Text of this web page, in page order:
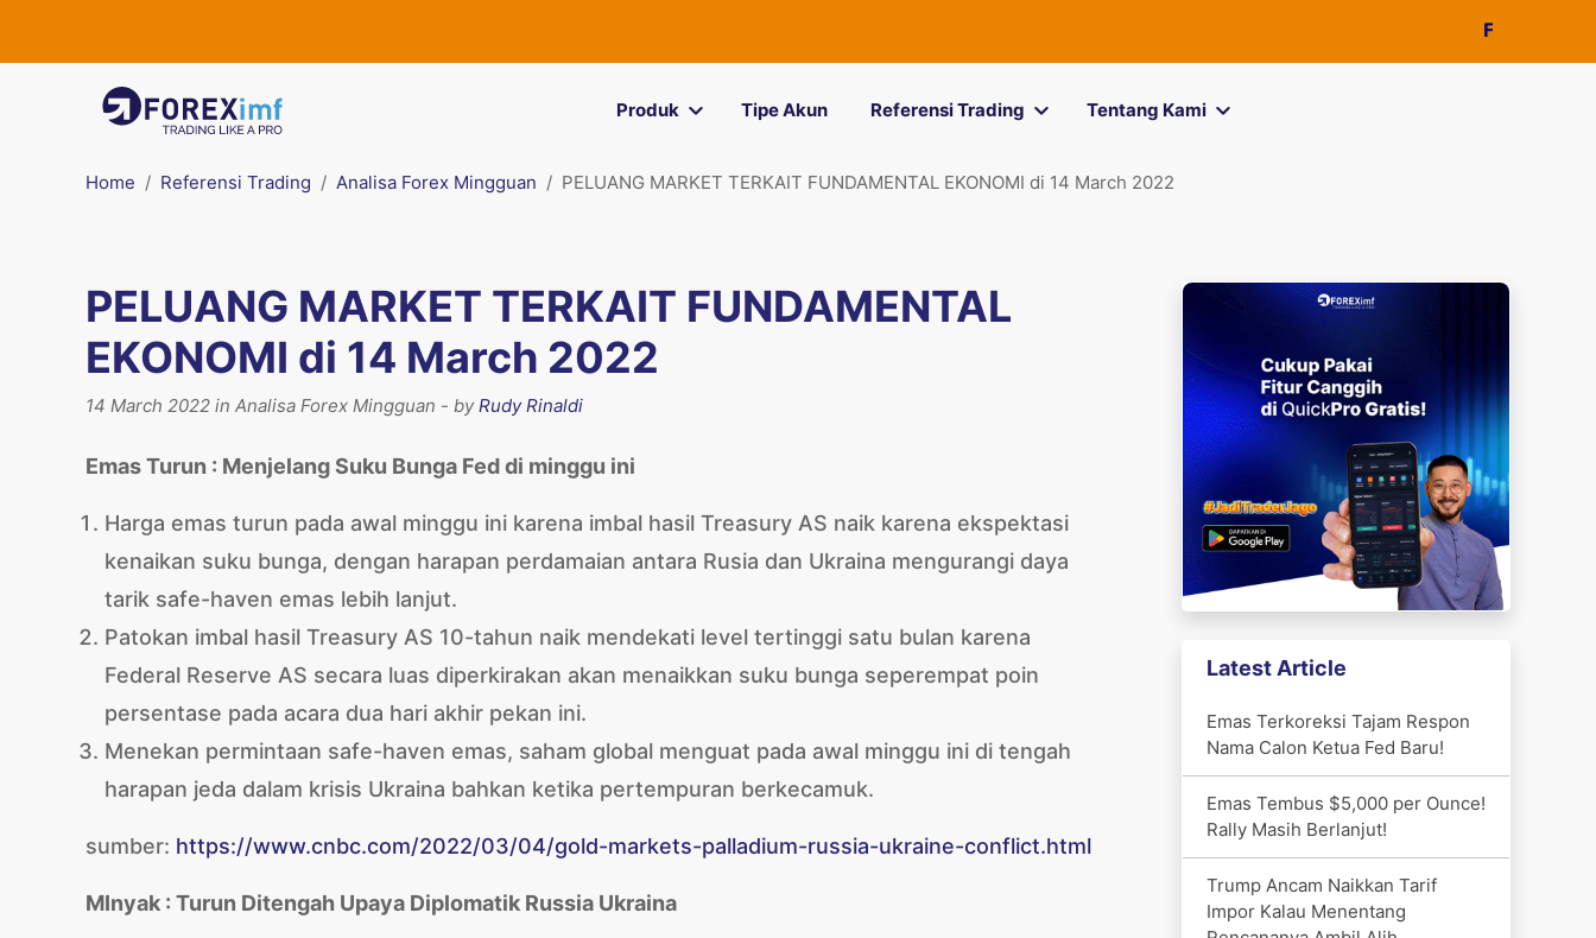
FOREXimf
Produk Tipe Akun Referensi Trading Tentang Kami
Home Referensi Trading Analisa Forex Mingguan PELUANG MARKET TERKAIT FUNDAMENTAL EKONOMI di 14 March 2022
PELUANG MARKET TERKAIT FUNDAMENTAL
EKONOMI di 14 March 2022
14 March 2022 in Analisa Forex Mingguan - byRudy Rinaldi
Emas Turun : Menjelang Suku Bunga Fed di minggu ini
Harga emas turun pada awal minggu ini karena imbal hasil Treasury AS naik karena ekspektasi
kenaikan suku bunga, dengan harapan perdamaian antara Rusia dan Ukraina mengurangi daya
tarik safe-haven emas lebih lanjut.
Patokan imbal hasil Treasury AS 10-tahun naik mendekati level tertinggi satu bulan karena
Federal Reserve AS secara luas diperkirakan akan menaikkan suku bunga seperempat poin
persentase pada acara dua hari akhir pekan ini.
Menekan permintaan safe-haven emas, saham global menguat pada awal minggu ini di tengah
harapan jeda dalam krisis Ukraina bahkan ketika pertempuran berkecamuk.
sumber: https://www.cnbc.com/2022/03/04/gold-markets-palladium-russia-ukraine-conflict.html
MInyak : Turun Ditengah Upaya Diplomatik Russia Ukraina
Latest Article
Emas Terkoreksi Tajam Respon
Nama Calon Ketua Fed Baru!
Emas Tembus $5,000 per Ounce!
Rally Masih Berlanjut!
Trump Ancam Naikkan Tarif
Impor Kalau Menentang